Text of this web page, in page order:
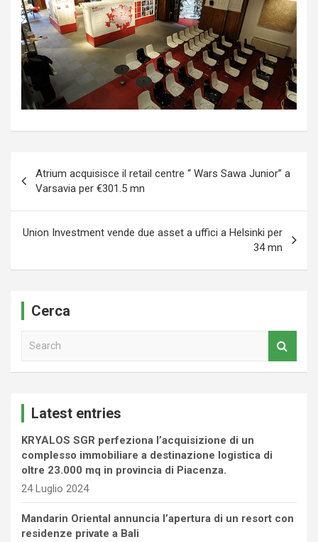
articoli
Atrium acquisisce il retail centre “ Wars Sawa Junior” a
Varsavia per €301.5 mn
Union Investment vende due asset a uffici a Helsinki per
34 mn
Cerca
Latest entries
KRYALOS SGR perfeziona l’acquisizione di un
complesso immobiliare a destinazione logistica di
oltre 23.000 mq in provincia di Piacenza.
24 Luglio 2024
Mandarin Oriental annuncia l’apertura di un resort con
residenze private a Bali